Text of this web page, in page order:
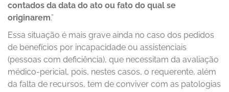
contados da data do ato ou fato do qual se
originarem.”
Essa situação é mais grave ainda no caso dos pedidos
de benefícios por incapacidade ou assistenciais
(pessoas com deficiência), que necessitam da avaliação
médico-pericial, pois, nestes casos, o requerente, além
da falta de recursos, tem de conviver com as patologias